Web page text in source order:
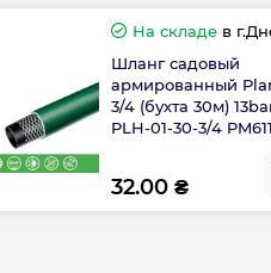
шланг Plamix
эксплуатации.
На складев
Шланг садовый
армированный
3/4 (бухта 30м)
PLH-01-30-3/4
32.00 ₴